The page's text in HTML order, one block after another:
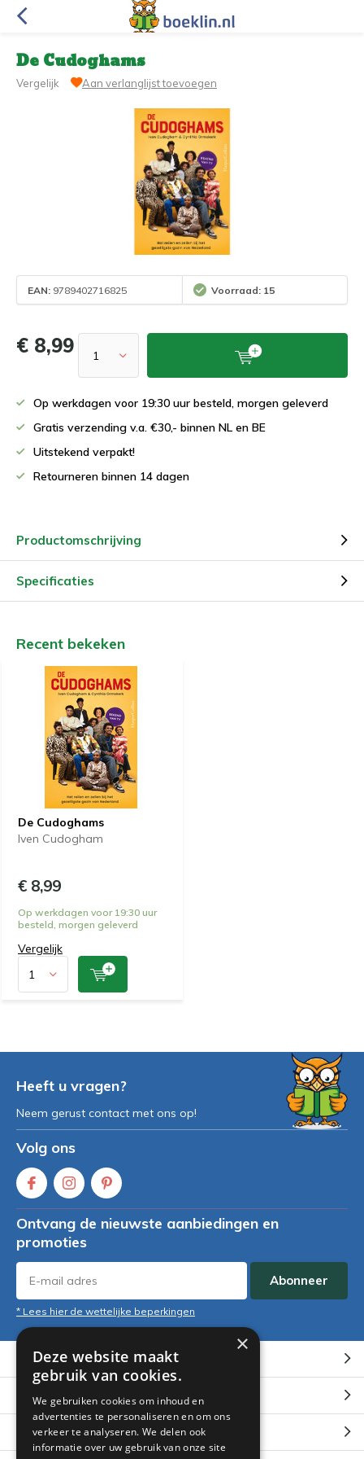
De Cudoghams
Vergelijk Aan verlanglijst toevoegen
EAN: 9789402716825 Voorraad: 15
€ 8,99
Op werkdagen voor 19:30 uur besteld, morgen geleverd
Gratis verzending v.a. €30,- binnen NL en BE
Uitstekend verpakt!
Retourneren binnen 14 dagen
Productomschrijving
Specificaties
Recent bekeken
De Cudoghams
Iven Cudogham
€ 8,99
Op werkdagen voor 19:30 uur
besteld, morgen geleverd
Vergelijk
Heeft u vragen?
Neem gerust contact met ons op!
Volg ons
Ontvang de nieuwste aanbiedingen en
promoties
Abonneer
* Lees hier de wettelijke beperkingen
Klantenservice
Mijn account
Categorieën
×
Deze website maakt
gebruik van cookies.
We gebruiken cookies om inhoud en
advertenties te personaliseren en om ons
verkeer te analyseren. We delen ook
informatie over uw gebruik van onze site